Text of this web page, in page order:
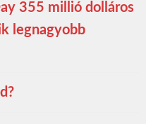
355 millió dolláros
legnagyobb